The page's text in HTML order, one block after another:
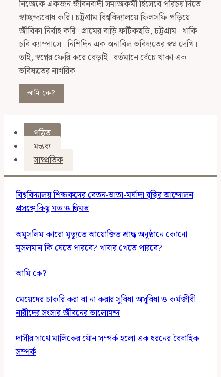
নিজেকে একজন জীবনবাদী সমাজকর্মী হিসেবে পরিচয় দিতে
স্বাচ্ছন্দ্যবোধ করি। চট্টগ্রাম বিশ্ববিদ্যালয়ে ফিলসফি পড়িয়ে
জীবিকা নির্বাহ করি। গ্রামের বাড়ি ফটিকছড়ি, চট্টগ্রাম। থাকি
চবি ক্যাম্পাসে। নিশিদিন এক অনাবিল ভবিষ্যতের স্বপ্ন দেখি।
তাই, স্বপ্নের ফেরি করে বেড়াই। বর্তমানে বেঁচে থাকা এক
ভবিষ্যতের নাগরিক।
আমি কে?
পঠিত
মন্তব্য
সাম্প্রতিক
বিশ্ববিদ্যালয় শিক্ষকদের বেতন-ভাতা-মর্যাদা বৃদ্ধির আন্দোলন
প্রসঙ্গে কিছু মত ও দ্বিমত
অমুসলিম কারো মৃত্যুতে আয়োজিত শ্রাদ্ধ অনুষ্ঠানে কোনো
মুসলমান কি যেতে পারবে? খাবার খেতে পারবে?
আমি কে?
মেয়েদের চাকরি করা বা না করার সুবিধা-অসুবিধা ও কর্মজীবী
নারীদের সংসার জীবনের ভালোমন্দ
দাসীর সাথে মালিকের যৌন সম্পর্ক হলো এক ধরনের বৈবাহিক
সম্পর্ক